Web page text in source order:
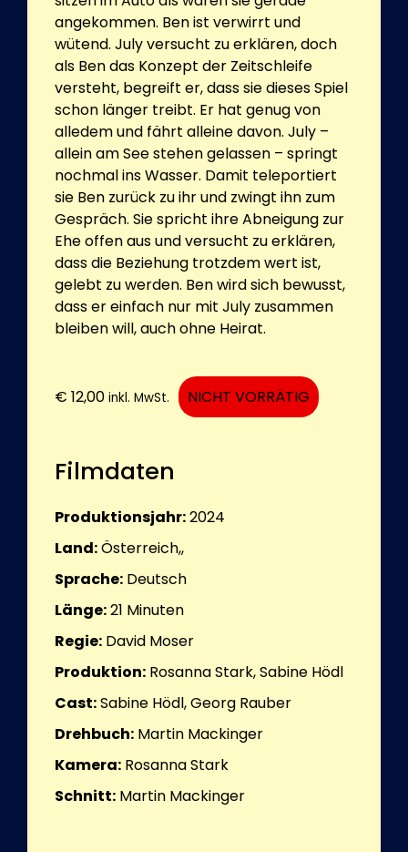
angekommen. Ben ist verwirrt und
wütend. July versucht zu erklären, doch
als Ben das Konzept der Zeitschleife
versteht, begreift er, dass sie dieses Spiel
schon länger treibt. Er hat genug von
alledem und fährt alleine davon. July –
allein am See stehen gelassen – springt
nochmal ins Wasser. Damit teleportiert
sie Ben zurück zu ihr und zwingt ihn zum
Gespräch. Sie spricht ihre Abneigung zur
Ehe offen aus und versucht zu erklären,
dass die Beziehung trotzdem wert ist,
gelebt zu werden. Ben wird sich bewusst,
dass er einfach nur mit July zusammen
bleiben will, auch ohne Heirat.
€ 12,00 inkl. MwSt. NICHT VORRÄTIG
Filmdaten
Produktionsjahr:2024
Land:Österreich,,
Sprache: Deutsch
Länge:21 Minuten
Regie: David Moser
Produktion: Rosanna Stark, Sabine Hödl
Cast:Sabine Hödl, Georg Rauber
Drehbuch: Martin Mackinger
Kamera: Rosanna Stark
Schnitt: Martin Mackinger